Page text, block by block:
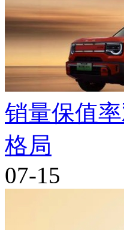
销量保值
格局
07-15